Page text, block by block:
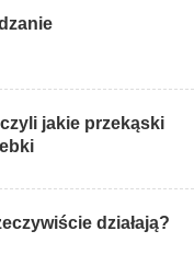
jakie przekąski
działają?